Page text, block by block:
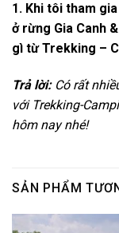
1. Khi tôi tham gia
ở rừng Gia Canh
gì từ Trekking –
Trả lời: Có rất
với Trekking-
hôm nay nhé!
SẢN PHẨM